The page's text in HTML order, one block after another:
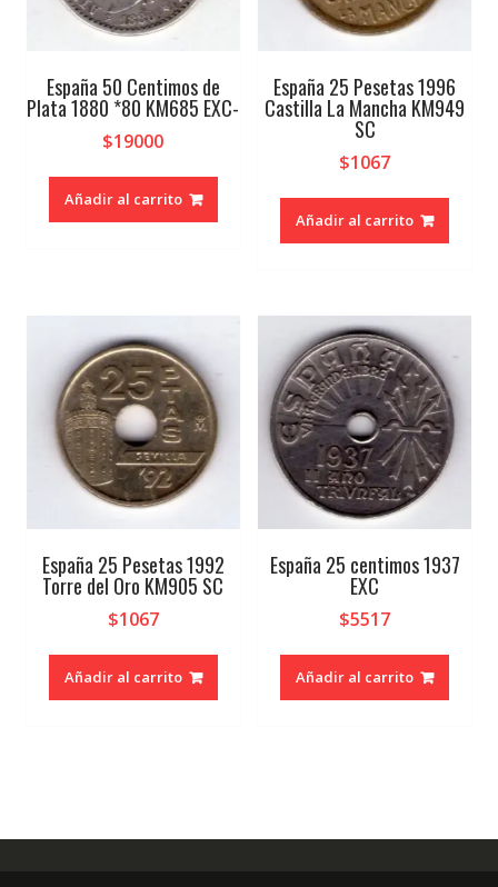
España 50 Centimos de
Plata 1880 *80 KM685 EXC-
$19000
Añadir al carrito
España 25 Pesetas 1996
Castilla La Mancha KM949
SC
$1067
Añadir al carrito
España 25 Pesetas 1992
Torre del Oro KM905 SC
$1067
Añadir al carrito
España 25 centimos 1937
EXC
$5517
Añadir al carrito